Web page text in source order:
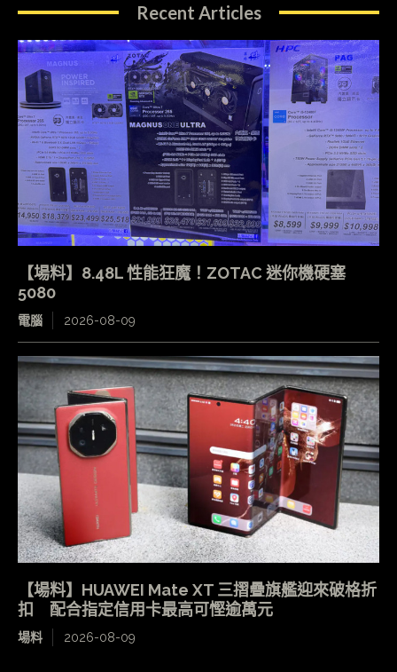
Recent Articles
【場料】8.48L 性能狂魔！ZOTAC 迷你機硬塞
5080
電腦 2026-08-09
【場料】HUAWEI Mate XT 三摺疊旗艦迎來破格折
扣 配合指定信用卡最高可慳逾萬元
場料 2026-08-09